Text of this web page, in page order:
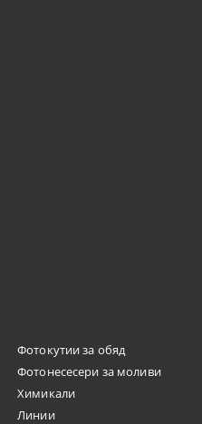
Фотокутии за обяд
Фотонесесери за моливи
Химикали
Линии